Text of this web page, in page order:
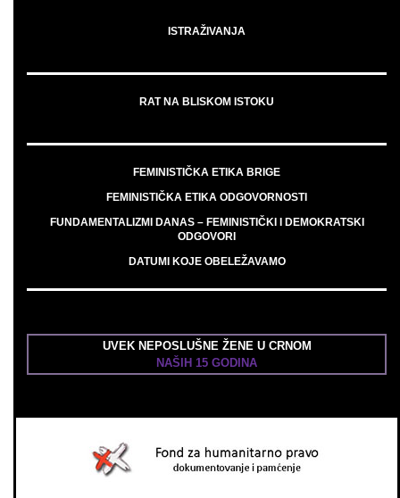
ISTRAŽIVANJA
RAT NA BLISKOM ISTOKU
FEMINISTIČKA ETIKA BRIGE
FEMINISTIČKA ETIKA ODGOVORNOSTI
FUNDAMENTALIZMI DANAS – FEMINISTIČKI I DEMOKRATSKI
ODGOVORI
DATUMI KOJE OBELEŽAVAMO
UVEK NEPOSLUŠNE ŽENE U CRNOM
NAŠIH 15 GODINA